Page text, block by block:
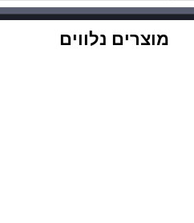
מוצרים נלווים